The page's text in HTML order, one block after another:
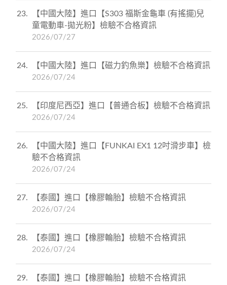
23
【中國大陸】進口【S303 福斯金龜車 (有搖擺)兒
童電動車-拋光粉】檢驗不合格資訊
2026/07/27
24 【中國大陸】進口【磁力釣魚樂】檢驗不合格資訊
2026/07/24
25 【印度尼西亞】進口【普通合板】檢驗不合格資訊
2026/07/24
26
【中國大陸】進口【FUNKAI EX1 12吋滑步車】檢
驗不合格資訊
2026/07/24
27 【泰國】進口【橡膠輪胎】檢驗不合格資訊
2026/07/24
28 【泰國】進口【橡膠輪胎】檢驗不合格資訊
2026/07/24
29 【泰國】進口【橡膠輪胎】檢驗不合格資訊